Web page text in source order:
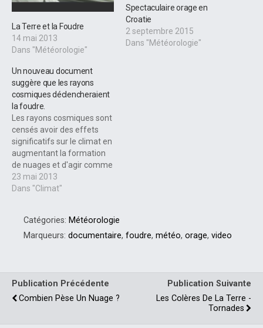
La Terre et la Foudre
14 mai 2013
Dans "Météorologie"
Spectaculaire orage en
Croatie
2 septembre 2015
Dans "Météorologie"
Un nouveau document
suggère que les rayons
cosmiques déclencheraient
la foudre.
Les rayons cosmiques sont
censés avoir des effets
significatifs sur le climat en
augmentant la formation
de nuages ​​et d'agir comme
des amplificateurs de
l'activité solaire [la théorie
document pourrait
finalement résoudre le
23 mai 2013
Dans "Climat"
Catégories: Météorologie
Marqueurs: documentaire, foudre, météo, orage, video
Publication Précédente
Combien Pèse Un Nuage ?
Publication Suivante
Les Colères De La Terre -
Tornades